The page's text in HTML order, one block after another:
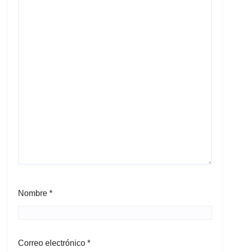
Nombre *
Correo electrónico *